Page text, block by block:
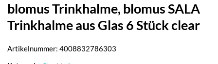
blomus Trinkhalme, blomus SALA
Trinkhalme aus Glas 6 Stück clear
Artikelnummer: 4008832786303